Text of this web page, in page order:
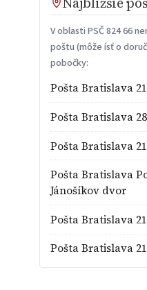
V oblasti PSČ 824 66
poštu (môže ísť o
pobočky:
Pošta Bratislava
Pošta Bratislava 28
Pošta Bratislava
Pošta Bratislava
Jánošíkov dvor
Pošta Bratislava
Pošta Bratislava